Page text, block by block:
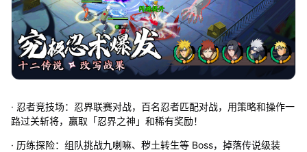
· 忍者竞技场：忍界联赛对战，百名忍者匹配对战，用策略和操作一
路过关斩将，赢取「忍界之神」和稀有奖励！
· 历练探险：组队挑战九喇嘛、秽土转生等 Boss，掉落传说级装